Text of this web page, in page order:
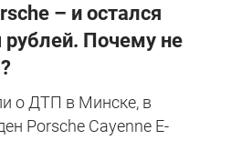
– и остался
Почему не
о ДТП в Минске, в
Porsche Cayenne E-